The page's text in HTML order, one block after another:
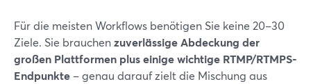
Für die meisten Workflows benötigen Sie keine 20–30
Ziele. Sie brauchenzuverlässige Abdeckung der
großen Plattformen plus einige wichtige RTMP/RTMPS-
Endpunkte – genau darauf zielt die Mischung aus